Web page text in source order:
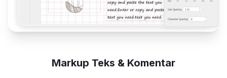
Markup Teks & Komentar